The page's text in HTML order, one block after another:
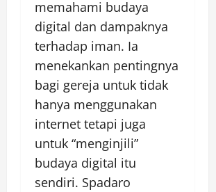
memahami budaya
digital dan dampaknya
terhadap iman. Ia
menekankan pentingnya
bagi gereja untuk tidak
hanya menggunakan
internet tetapi juga
untuk “menginjili”
budaya digital itu
sendiri. Spadaro